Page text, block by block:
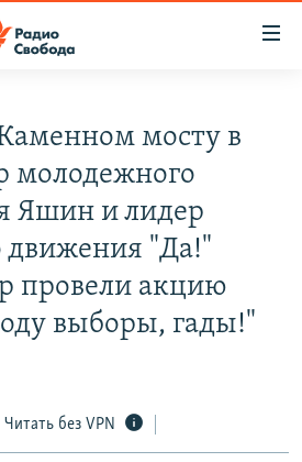
мосту в
молодежного
Яшин и лидер
движения "Да!"
провели акцию
выборы, гады!"
Читать без VPN